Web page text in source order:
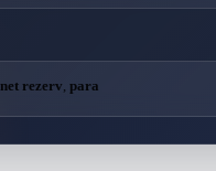
net rezerv, para